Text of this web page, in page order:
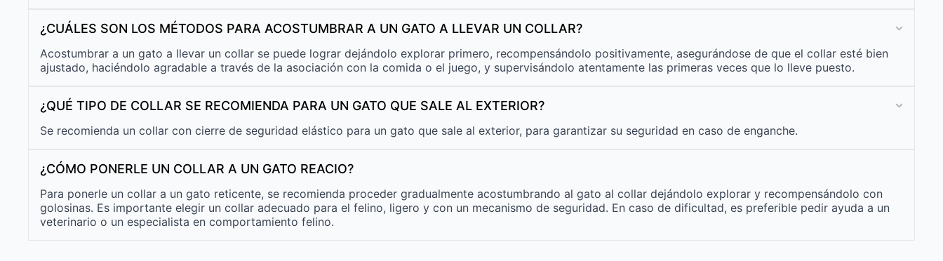
¿CUÁLES SON LOS MÉTODOS PARA ACOSTUMBRAR A UN GATO A LLEVAR UN COLLAR?
Acostumbrar a un gato a llevar un collar se puede lograr dejándolo explorar primero, recompensándolo positivamente, asegurándose de que el collar esté bien
ajustado, haciéndolo agradable a través de la asociación con la comida o el juego, y supervisándolo atentamente las primeras veces que lo lleve puesto.
¿QUÉ TIPO DE COLLAR SE RECOMIENDA PARA UN GATO QUE SALE AL EXTERIOR?
Se recomienda un collar con cierre de seguridad elástico para un gato que sale al exterior, para garantizar su seguridad en caso de enganche.
¿CÓMO PONERLE UN COLLAR A UN GATO REACIO?
Para ponerle un collar a un gato reticente, se recomienda proceder gradualmente acostumbrando al gato al collar dejándolo explorar y recompensándolo con
golosinas. Es importante elegir un collar adecuado para el felino, ligero y con un mecanismo de seguridad. En caso de dificultad, es preferible pedir ayuda a un
veterinario o un especialista en comportamiento felino.